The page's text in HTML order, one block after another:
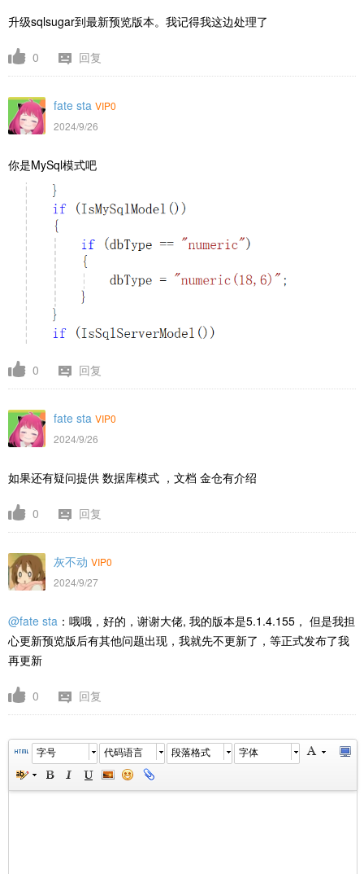
升级sqlsugar到最新预览版本。我记得我这边处理了
0 回复
fate sta VIP0
2024/9/26
你是MySql模式吧
0 回复
fate sta VIP0
2024/9/26
如果还有疑问提供 数据库模式 ，文档 金仓有介绍
0 回复
灰不动 VIP0
2024/9/27
@fate sta ：哦哦，好的，谢谢大佬, 我的版本是5.1.4.155， 但是我担
心更新预览版后有其他问题出现，我就先不更新了，等正式发布了我
再更新
0 回复
字号 代码语言 段落格式 字体